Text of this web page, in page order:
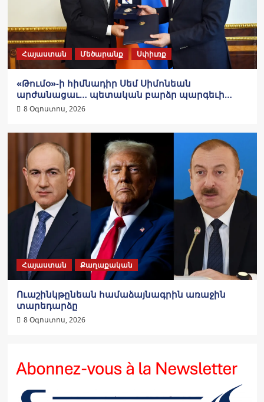
Հայաստան Մեծարանք Սփիւռք
«Թումօ»-ի հիմնադիր Սեմ Սիմոնեան
արժանացաւ… պետական բարձր պարգեւի…
8 Օգոստոս, 2026
Հայաստան Քաղաքական
Ուաշինկթընեան համաձայնագրին առաջին
տարեդարձը
8 Օգոստոս, 2026